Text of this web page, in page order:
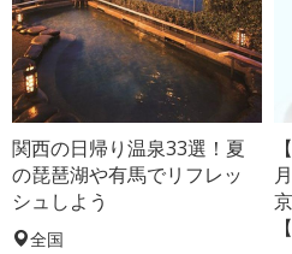
関西の日帰り温泉33選！夏
の琵琶湖や有馬でリフレッ
シュしよう
全国